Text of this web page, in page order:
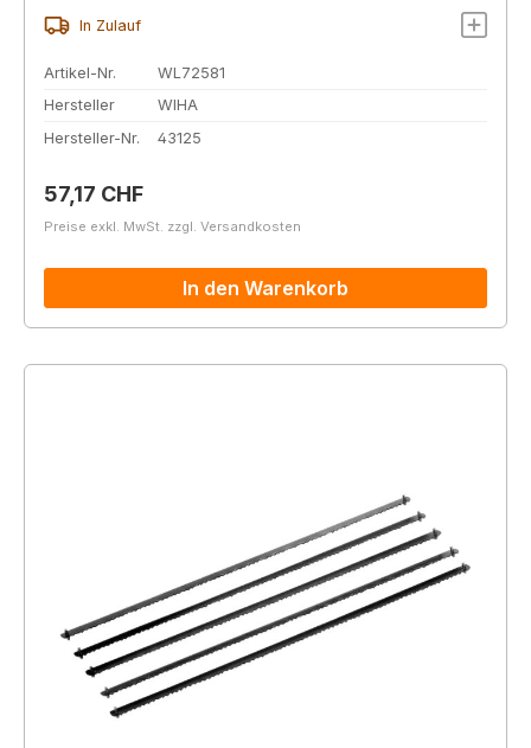
In Zulauf
Artikel-Nr.
WL72581
Hersteller
WIHA
Hersteller-Nr.
43125
Regulärer Preis:
57,17 CHF
Preise exkl. MwSt. zzgl. Versandkosten
In den Warenkorb